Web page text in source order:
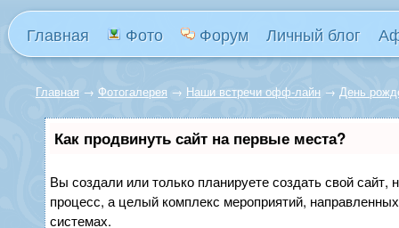
Главная Фото Форум Личный блог
Главная → Фотогалерея → Наши встречи офф-лайн → День
Как продвинуть сайт на первые места?
Вы создали или только планируете создать свой сайт,
процесс, а целый комплекс мероприятий,
системах.